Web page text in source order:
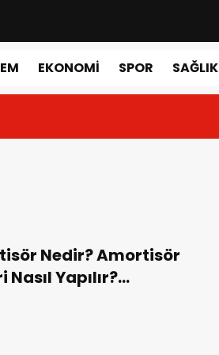
EKONOMI SPOR SAĞLIK
Nedir? Amortisör
Yapılır?